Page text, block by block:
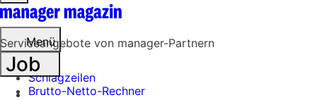
öffnen
Menü
Schlagzeilen
Serviceangebote von manager-Partnern
Job
Brutto-Netto-Rechner